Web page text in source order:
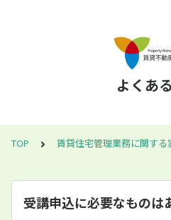
よくあ
TOP 賃貸住宅管理業務に関す
受講申込に必要なものは